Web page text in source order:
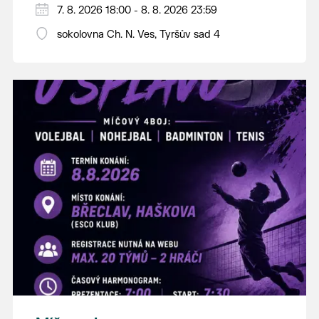
PÁTEK 7. srpna
18:00 - ruční stavění máje
14:00 - krojový průvod pro stárky od
hostince “U Buvola”
16:00 - odpolední zábava na sokolovně
21:00 - večerní zábava
K tanci a poslechu bude hrát DH
Lanžhotčané.
Těšíme se na Vás!
7. 8. 2026 18:00 - 8. 8. 2026 23:59
sokolovna Ch. N. Ves, Tyršův sad 4